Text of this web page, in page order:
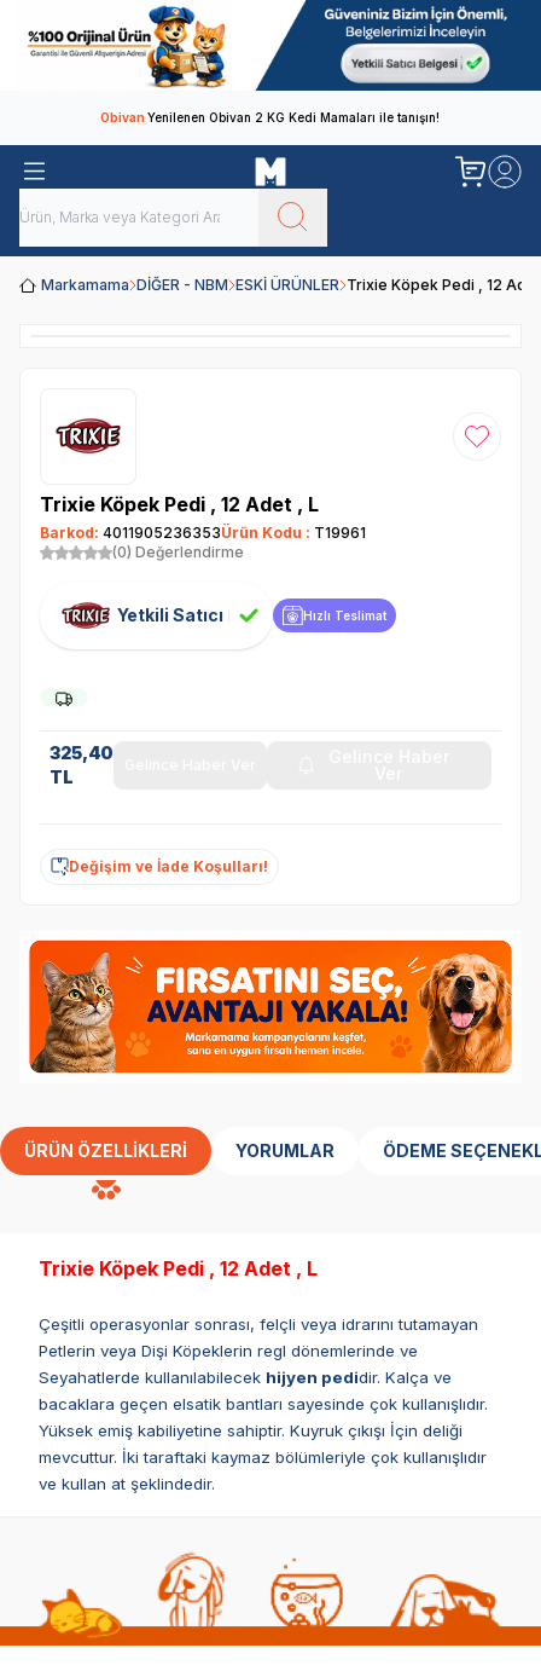
ObivanYenilenen Obivan 2 KG Kedi Mamaları ile tanışın!
Markamama DİĞER - NBM ESKİ ÜRÜNLER Trixie Köpek Pedi , 12
Favoriye
Trixie Köpek Pedi , 12 Adet , L
Barkod: 4011905236353Ürün Kodu : T19961
(0) Değerlendirme
Yetkili Satıcı Hızlı Teslimat
325,40
TL
Değişim ve İade Koşulları!
ÜRÜN ÖZELLIKLERI YORUMLAR ÖDEME
Trixie Köpek Pedi , 12 Adet , L
Çeşitli operasyonlar sonrası, felçli veya idrarını tutamayan
Petlerin veya Dişi Köpeklerin regl dönemlerinde ve
Seyahatlerde kullanılabilecek hijyen pedidir. Kalça ve
bacaklara geçen elsatik bantları sayesinde çok kullanışlıdır.
Yüksek emiş kabiliyetine sahiptir. Kuyruk çıkışı İçin deliği
mevcuttur. İki taraftaki kaymaz bölümleriyle çok kullanışlıdır
ve kullan at şeklindedir.